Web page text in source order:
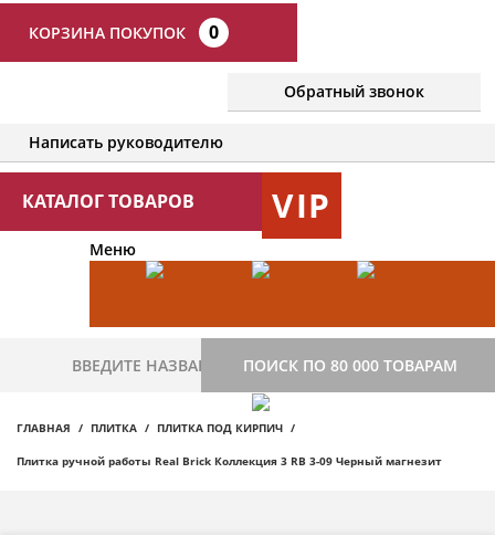
КОРЗИНА ПОКУПОК 0
Обратный звонок
Написать руководителю
КАТАЛОГ ТОВАРОВ VIP
Меню
ПОИСК ПО 80 000 ТОВАРАМ
ГЛАВНАЯ ПЛИТКА ПЛИТКА ПОД КИРПИЧ
Плитка ручной работы Real Brick Коллекция 3 RB 3-09 Черный магнезит